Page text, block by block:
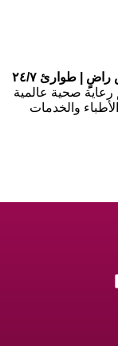
رعاية صحية عالمية
والخدمات